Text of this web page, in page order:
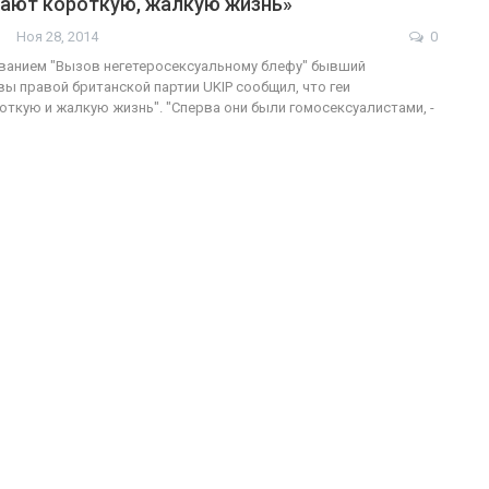
Ноя 28, 2014
0
"Вызов негетеросексуальному блефу" бывший
правой британской партии UKIP сообщил, что геи
и жалкую жизнь". "Сперва они были гомосексуалистами, -
ФОТО